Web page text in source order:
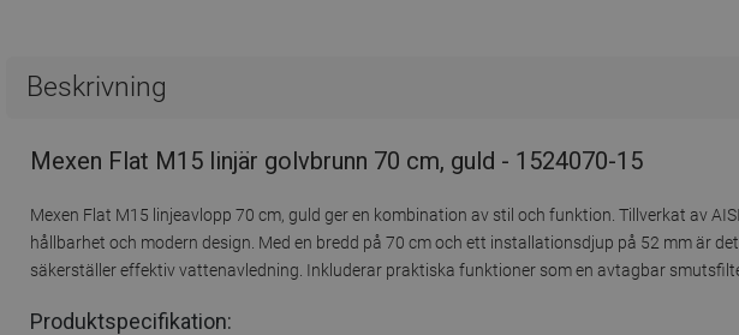
Beskrivning
Mexen Flat M15 linjär golvbrunn 70 cm, guld - 1524070-15
Mexen Flat M15 linjeavlopp 70 cm, guld ger en kombination av stil och funktion. Tillverkat av
hållbarhet och modern design. Med en bredd på 70 cm och ett installationsdjup på 52 mm är
säkerställer effektiv vattenavledning. Inkluderar praktiska funktioner som en avtagbar
Produktspecifikation: